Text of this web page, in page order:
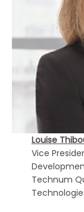
Louise
Vice
Technum